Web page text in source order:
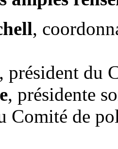
,
, président du
, présidente
Comité de